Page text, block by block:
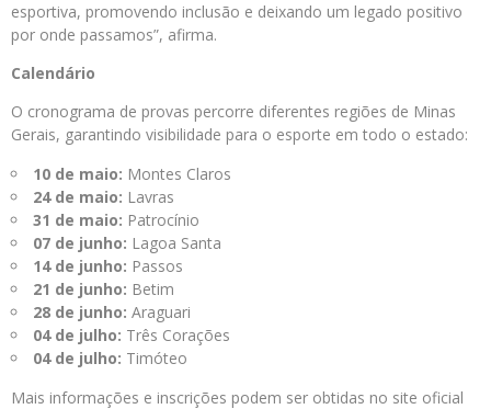
esportiva, promovendo inclusão e deixando um legado positivo
por onde passamos”, afirma.
Calendário
O cronograma de provas percorre diferentes regiões de Minas
Gerais, garantindo visibilidade para o esporte em todo o estado:
10 de maio: Montes Claros
24 de maio: Lavras
31 de maio: Patrocínio
07 de junho: Lagoa Santa
14 de junho: Passos
21 de junho: Betim
28 de junho: Araguari
04 de julho: Três Corações
04 de julho: Timóteo
Mais informações e inscrições podem ser obtidas no site oficial